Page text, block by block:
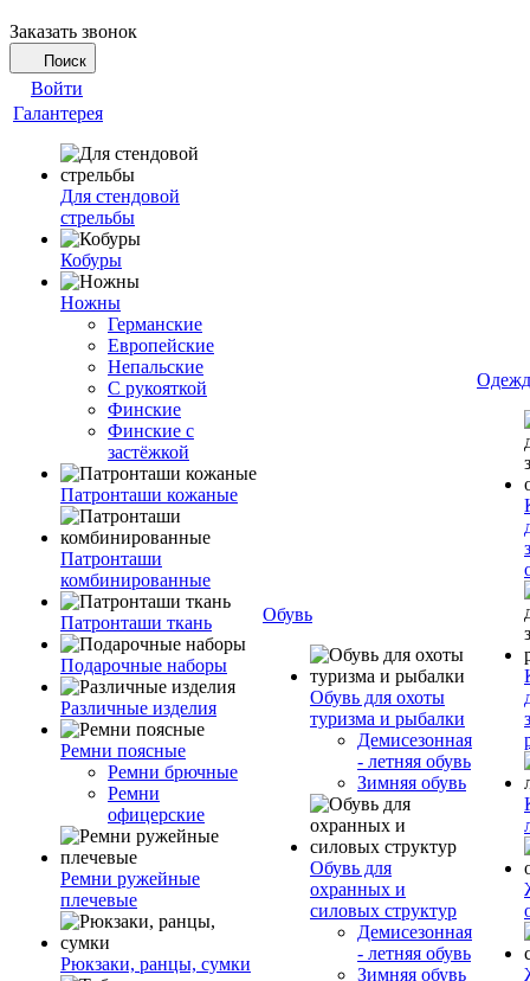
Заказать звонок
Поиск
Войти
Галантерея
Для стендовой
стрельбы
Кобуры
Ножны
Германские
Европейские
Непальские
С рукояткой
Финские
Финские с
застёжкой
Патронташи кожаные
Патронташи
комбинированные
Патронташи ткань
Подарочные наборы
Различные изделия
Ремни поясные
Ремни брючные
Ремни
офицерские
Ремни ружейные
плечевые
Рюкзаки, ранцы, сумки
Обувь
Обувь для охоты
туризма и рыбалки
Демисезонная
- летняя обувь
Зимняя обувь
Обувь для
охранных и
силовых структур
Демисезонная
- летняя обувь
Зимняя обувь